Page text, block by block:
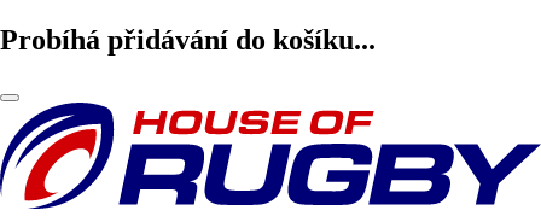
Probíhá přidávání do košíku...